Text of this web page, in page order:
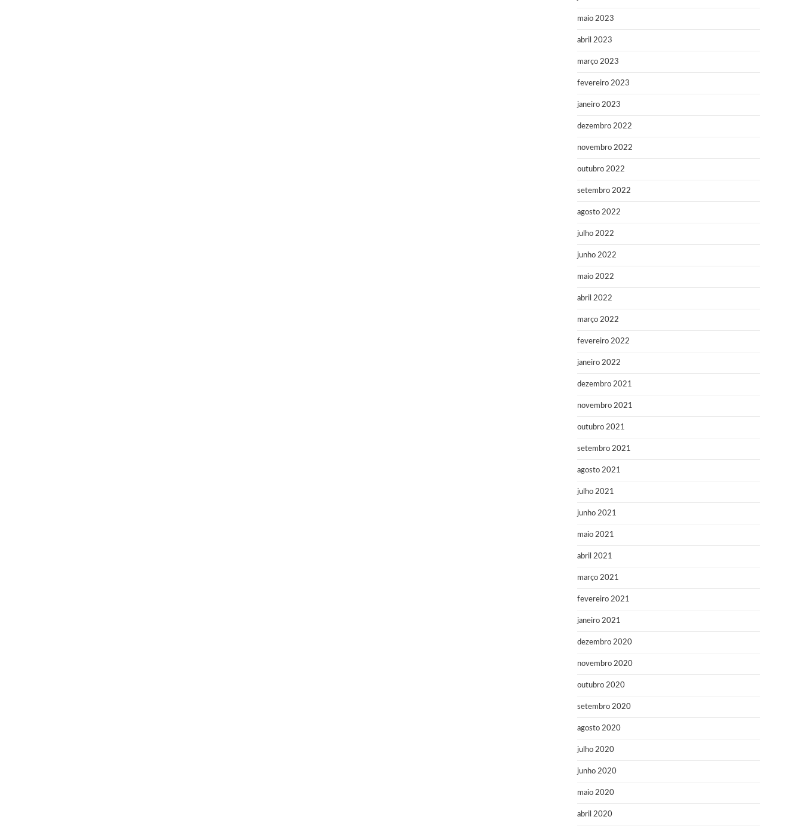
maio 2023
abril 2023
março 2023
fevereiro 2023
janeiro 2023
dezembro 2022
novembro 2022
outubro 2022
setembro 2022
agosto 2022
julho 2022
junho 2022
maio 2022
abril 2022
março 2022
fevereiro 2022
janeiro 2022
dezembro 2021
novembro 2021
outubro 2021
setembro 2021
agosto 2021
julho 2021
junho 2021
maio 2021
abril 2021
março 2021
fevereiro 2021
janeiro 2021
dezembro 2020
novembro 2020
outubro 2020
setembro 2020
agosto 2020
julho 2020
junho 2020
maio 2020
abril 2020